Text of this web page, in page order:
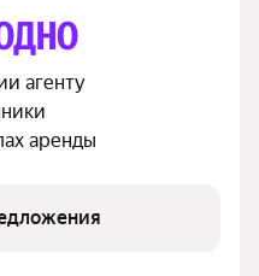
агенту
аренды